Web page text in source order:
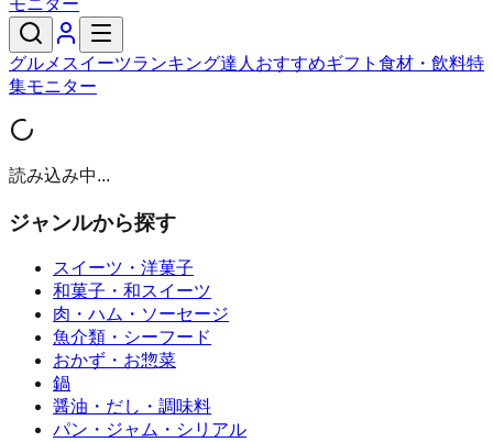
モニター
グルメ スイーツランキング達人おすすめギフト 食材・飲料特
集モニター
読み込み中...
ジャンルから探す
スイーツ・洋菓子
和菓子・和スイーツ
肉・ハム・ソーセージ
魚介類・シーフード
おかず・お惣菜
鍋
醤油・だし・調味料
パン・ジャム・シリアル